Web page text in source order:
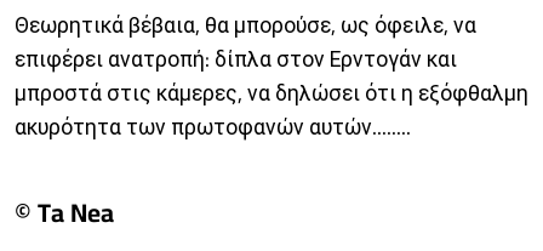
Θεωρητικά βέβαια, θα μπορούσε, ως όφειλε, να
επιφέρει ανατροπή: δίπλα στον Ερντογάν και
μπροστά στις κάμερες, να δηλώσει ότι η εξόφθαλμη
ακυρότητα των πρωτοφανών αυτών........
© Ta Nea